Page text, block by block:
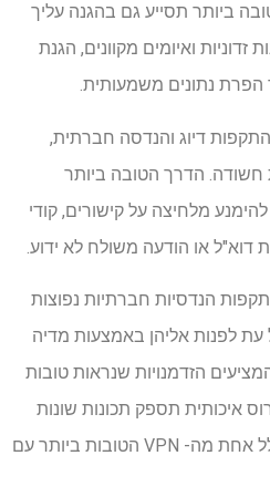
ביותר תסייע גם בהגנה עליך
ואיומים מקוונים, הגנת
הפרת נתונים משמעותית.
דיוג והנדסה חברתית,
חשודה. הדרך הטובה ביותר
מלחיצה על קישורים, קודי
הנדסיות חברתיות נפוצות
עת לפנות אליהן באמצעות מדיה
הזדמנויות שנראות טובות
איכותית תספק תכונות שונות
כדי לשמור על ביטחון מקוון כולל אחת מה- VPN הטובות ביותר עם